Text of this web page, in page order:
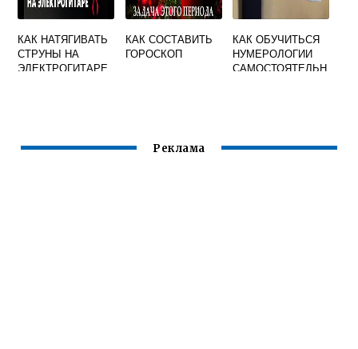
КАК НАТЯГИВАТЬ
СТРУНЫ НА
ЭЛЕКТРОГИТАРЕ
КАК СОСТАВИТЬ
ГОРОСКОП
КАК ОБУЧИТЬСЯ
НУМЕРОЛОГИИ
САМОСТОЯТЕЛЬН
Реклама